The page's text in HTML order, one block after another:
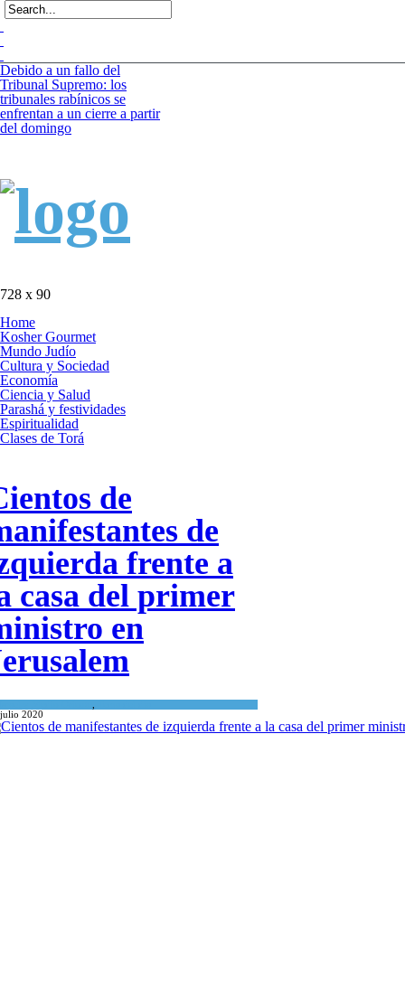
a un fallo del
Supremo: los
rabínicos se
a un cierre a partir
a limitaciones para
en la niebla
sanitaria: Se registra
muerte por el
Nilo Occidental en
728 x 90
Home
Kosher Gourmet
Mundo Judío
Cultura y Sociedad
Economía
Ciencia y Salud
Parashá y festividades
Espiritualidad
Clases de Torá
de
de
frente a
casa del primer
en
2020